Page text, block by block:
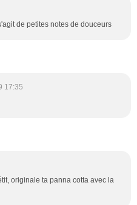
de petites notes de douceurs
17:35
originale ta panna cotta avec la